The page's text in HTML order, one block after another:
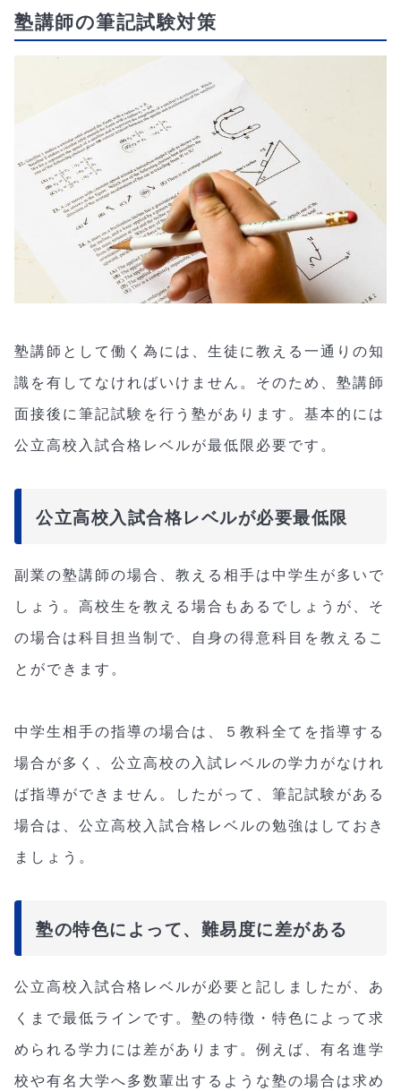
塾講師の筆記試験対策
塾講師として働く為には、生徒に教える一通りの知
識を有してなければいけません。そのため、塾講師
面接後に筆記試験を行う塾があります。基本的には
公立高校入試合格レベルが最低限必要です。
公立高校入試合格レベルが必要最低限
副業の塾講師の場合、教える相手は中学生が多いで
しょう。高校生を教える場合もあるでしょうが、そ
の場合は科目担当制で、自身の得意科目を教えるこ
とができます。
中学生相手の指導の場合は、５教科全てを指導する
場合が多く、公立高校の入試レベルの学力がなけれ
ば指導ができません。したがって、筆記試験がある
場合は、公立高校入試合格レベルの勉強はしておき
ましょう。
塾の特色によって、難易度に差がある
公立高校入試合格レベルが必要と記しましたが、あ
くまで最低ラインです。塾の特徴・特色によって求
められる学力には差があります。例えば、有名進学
校や有名大学へ多数輩出するような塾の場合は求め